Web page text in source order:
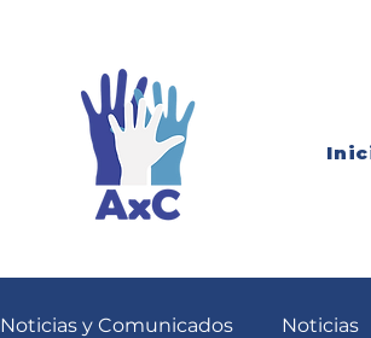
Noticias y Comunicados Noticias